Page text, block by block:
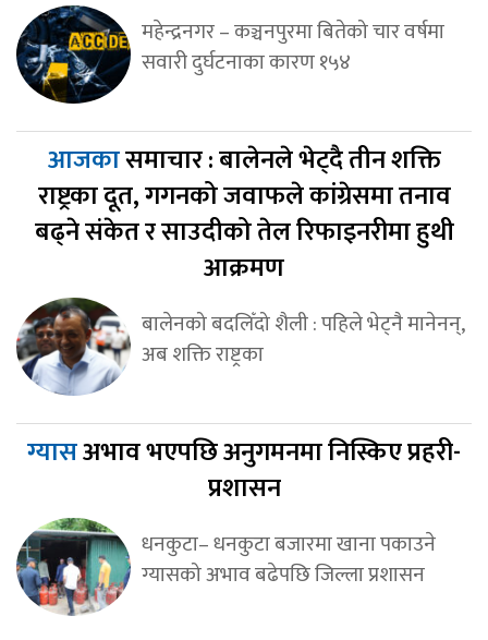
महेन्द्रनगर – कञ्चनपुरमा बितेको चार वर्षमा
सवारी दुर्घटनाका कारण १५४
आजकासमाचार : बालेनले भेट्दै तीन शक्ति
राष्ट्रका दूत, गगनको जवाफले कांग्रेसमा तनाव
बढ्ने संकेत र साउदीको तेल रिफाइनरीमा हुथी
आक्रमण
बालेनको बदलिँदो शैली : पहिले भेट्नै मानेनन्,
अब शक्ति राष्ट्रका
ग्यासअभाव भएपछि अनुगमनमा निस्किए प्रहरी-
प्रशासन
धनकुटा– धनकुटा बजारमा खाना पकाउने
ग्यासको अभाव बढेपछि जिल्ला प्रशासन